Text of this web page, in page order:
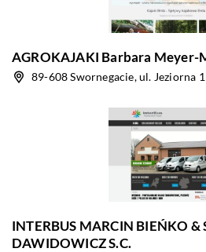
AGROKAJAKI Barbara Meyer-
89-608 Swornegacie, ul. Jeziorna 1
INTERBUS MARCIN BIEŃKO &
DAWIDOWICZ S.C.